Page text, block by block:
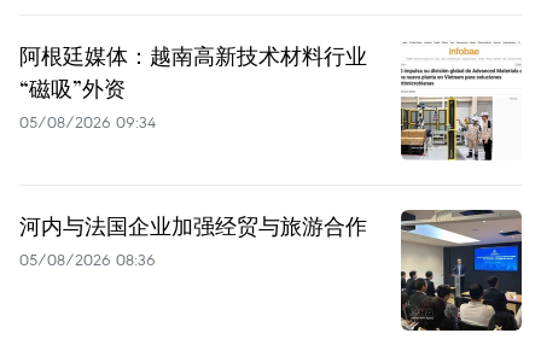
阿根廷媒体：越南高新技术材料行业
“磁吸”外资
05/08/2026 09:34
河内与法国企业加强经贸与旅游合作
05/08/2026 08:36